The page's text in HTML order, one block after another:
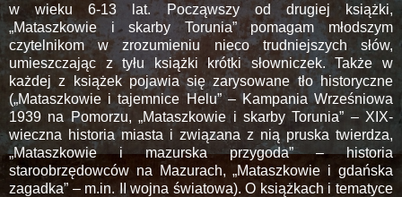
w wieku 6-13 lat. Począwszy od drugiej książki,
„Mataszkowie i skarby Torunia” pomagam młodszym
czytelnikom w zrozumieniu nieco trudniejszych słów,
umieszczając z tyłu książki krótki słowniczek. Także w
każdej z książek pojawia się zarysowane tło historyczne
(„Mataszkowie i tajemnice Helu” – Kampania Wrześniowa
1939 na Pomorzu, „Mataszkowie i skarby Torunia” – XIX-
wieczna historia miasta i związana z nią pruska twierdza,
„Mataszkowie i mazurska przygoda” – historia
staroobrzędowców na Mazurach, „Mataszkowie i gdańska
zagadka” – m.in. II wojna światowa). O książkach i tematyce